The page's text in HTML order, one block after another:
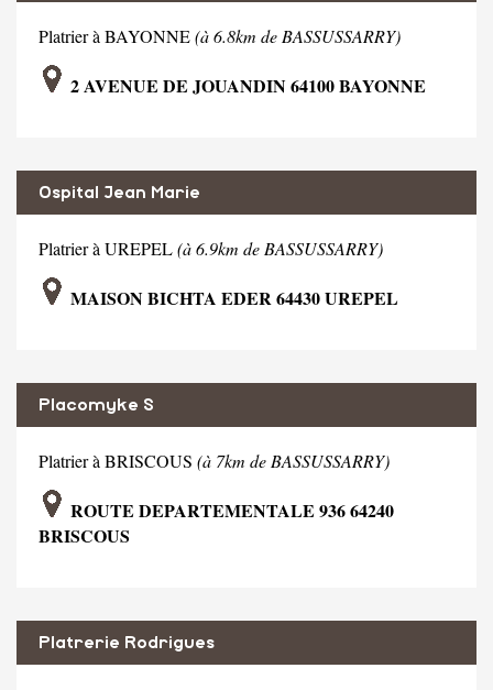
Platrier à BAYONNE(à 6.8km de BASSUSSARRY)
2 AVENUE DE JOUANDIN 64100 BAYONNE
Ospital Jean Marie
Platrier à UREPEL(à 6.9km de BASSUSSARRY)
MAISON BICHTA EDER 64430 UREPEL
Placomyke S
Platrier à BRISCOUS (à 7km de BASSUSSARRY)
ROUTE DEPARTEMENTALE 936 64240
BRISCOUS
Platrerie Rodrigues